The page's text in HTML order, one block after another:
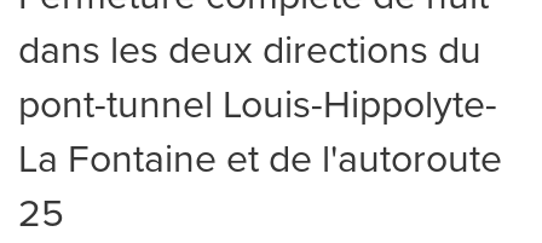
dans les deux directions du
pont-tunnel Louis-Hippolyte-
La Fontaine et de l'autoroute
25